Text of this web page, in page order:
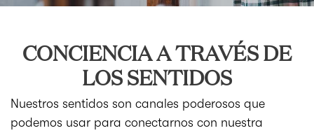
CONCIENCIA A TRAVÉS DE
LOS SENTIDOS
Nuestros sentidos son canales poderosos que
podemos usar para conectarnos con nuestra